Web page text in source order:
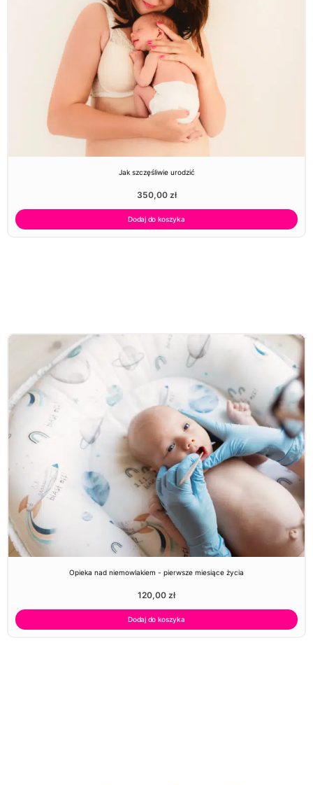
Jak szczęśliwie urodzić
350,00 zł
Dodaj do koszyka
Opieka nad niemowlakiem - pierwsze miesiące życia
120,00 zł
Dodaj do koszyka